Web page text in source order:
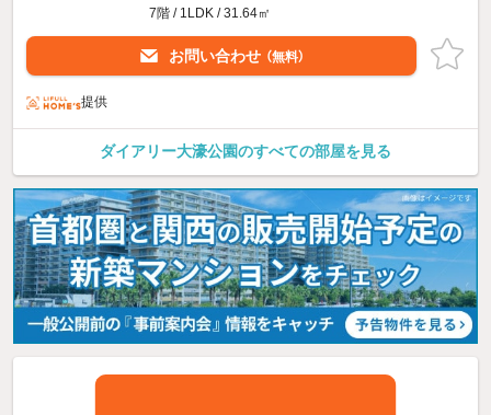
7階 / 1LDK / 31.64㎡
お問い合わせ （無料）
提供
ダイアリー大濠公園のすべての部屋を見る